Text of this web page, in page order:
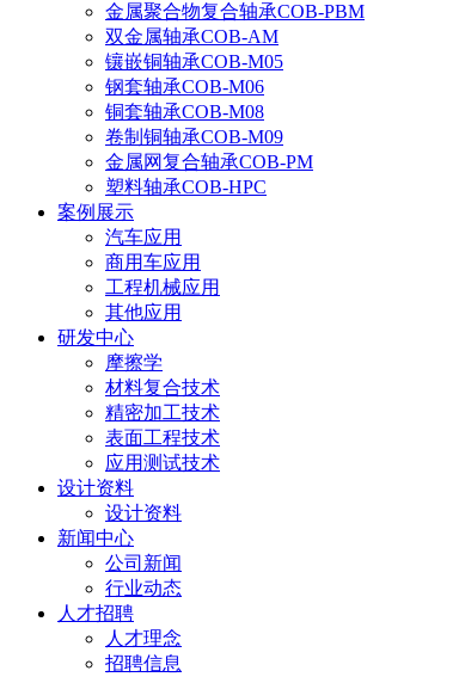
金属聚合物复合轴承COB-PBM
双金属轴承COB-AM
镶嵌铜轴承COB-M05
钢套轴承COB-M06
铜套轴承COB-M08
卷制铜轴承COB-M09
金属网复合轴承COB-PM
塑料轴承COB-HPC
案例展示
汽车应用
商用车应用
工程机械应用
其他应用
研发中心
摩擦学
材料复合技术
精密加工技术
表面工程技术
应用测试技术
设计资料
设计资料
新闻中心
公司新闻
行业动态
人才招聘
人才理念
招聘信息